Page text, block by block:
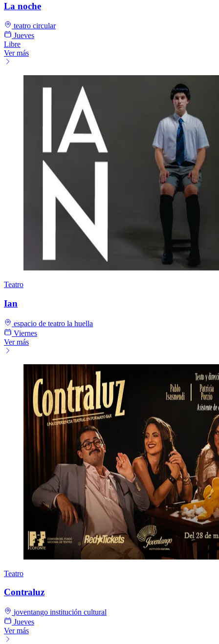
La noche
teatro circular
Jueves
Libre
Ver más
Teatro
Ian
espacio de teatro la huella
Viernes
Ver más
Teatro
Contraluz
joventango institución cultural
Jueves
Ver más